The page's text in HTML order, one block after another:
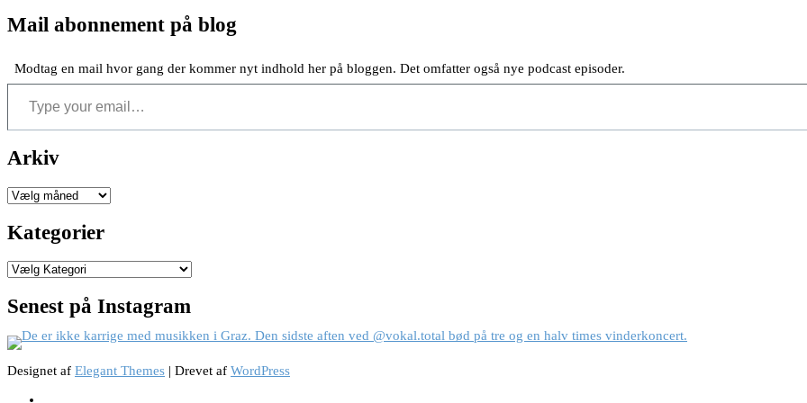
Mail abonnement på blog
Modtag en mail hvor gang der kommer nyt indhold her på bloggen. Det omfatter også nye podcast episoder.
Type your email…
Arkiv
Arkiver
Kategorier
Kategorier
Senest på Instagram
Designet af Elegant Themes | Drevet af WordPress